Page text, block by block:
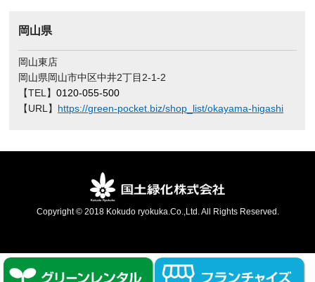
岡山県
岡山東店
岡山県岡山市中区中井2丁目2-1-2
【TEL】0120-055-500
【URL】 https://green-pocket.biz/shop_list/okayama-higashi
Copyright © 2018 Kokudo ryokuka.Co.,Ltd. All Rights Reserved.